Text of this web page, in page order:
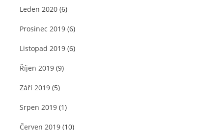
Leden 2020 (6)
Prosinec 2019 (6)
Listopad 2019 (6)
Říjen 2019 (9)
Září 2019 (5)
Srpen 2019 (1)
Červen 2019 (10)